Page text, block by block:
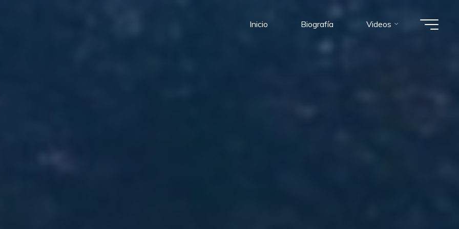
Inicio Biografía Videos